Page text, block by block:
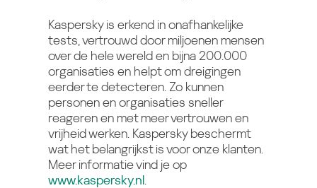
Kaspersky is erkend in onafhankelijke
tests, vertrouwd door miljoenen mensen
over de hele wereld en bijna 200.000
organisaties en helpt om dreigingen
eerder te detecteren. Zo kunnen
personen en organisaties sneller
reageren en met meer vertrouwen en
vrijheid werken. Kaspersky beschermt
wat het belangrijkst is voor onze klanten.
Meer informatie vind je op
www.kaspersky.nl